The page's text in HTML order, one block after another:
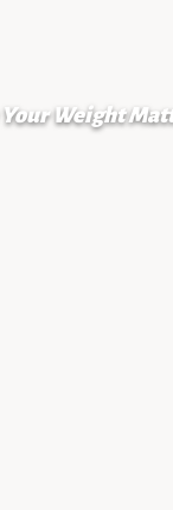
Your Weight